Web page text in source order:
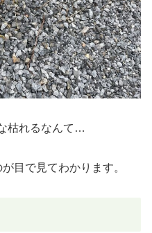
枯れるなんて…
目で見てわかります。